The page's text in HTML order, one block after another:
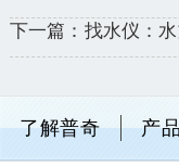
下一篇：找水仪：
了解普奇 产